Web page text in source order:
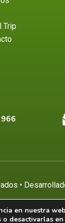
Trip
•
en nuestra
o desactivarlas